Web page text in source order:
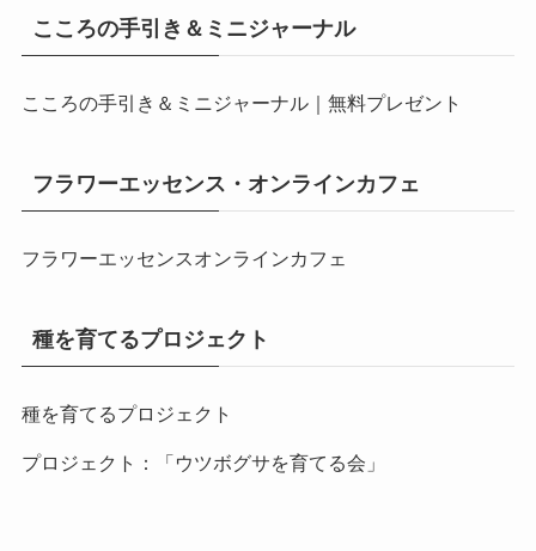
こころの手引き＆ミニジャーナル
こころの手引き＆ミニジャーナル｜無料プレゼント
フラワーエッセンス・オンラインカフェ
フラワーエッセンスオンラインカフェ
種を育てるプロジェクト
種を育てるプロジェクト
プロジェクト：「ウツボグサを育てる会」